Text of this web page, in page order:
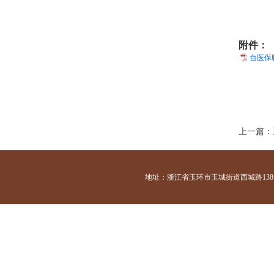
附件：
台医保
上一篇：
地址：浙江省玉环市玉城街道西城路